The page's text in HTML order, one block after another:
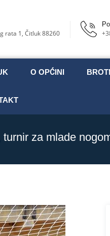
rata 1, Čitluk 88260
O OPĆINI
za mlade